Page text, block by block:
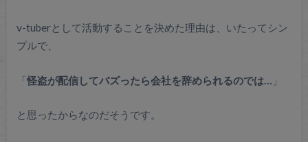
v-tuberとして活動することを決めた理由は、いたってシン
プルで、
「怪盗が配信してバズったら会社を辞められるのでは… 」
と思ったからなのだそうです。